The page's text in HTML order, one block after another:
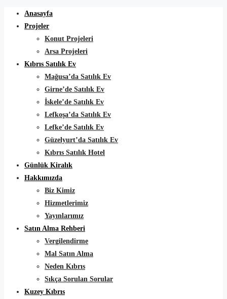
Anasayfa
Projeler
Konut Projeleri
Arsa Projeleri
Kıbrıs Satılık Ev
Mağusa’da Satılık Ev
Girne’de Satılık Ev
İskele’de Satılık Ev
Lefkoşa’da Satılık Ev
Lefke’de Satılık Ev
Güzelyurt’da Satılık Ev
Kıbrıs Satılık Hotel
Günlük Kiralık
Hakkımızda
Biz Kimiz
Hizmetlerimiz
Yayınlarımız
Satın Alma Rehberi
Vergilendirme
Mal Satın Alma
Neden Kıbrıs
Sıkça Sorulan Sorular
Kuzey Kıbrıs